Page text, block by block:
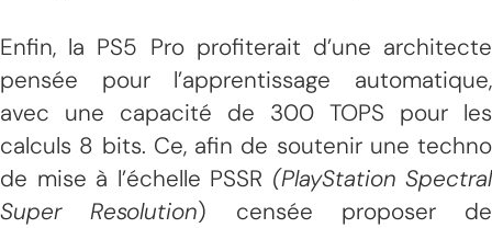
Enfin, la PS5 Pro profiterait d’une architecte
pensée pour l’apprentissage automatique,
avec une capacité de 300 TOPS pour les
calculs 8 bits. Ce, afin de soutenir une techno
de mise à l’échelle PSSR (PlayStation Spectral
Super Resolution) censée proposer de